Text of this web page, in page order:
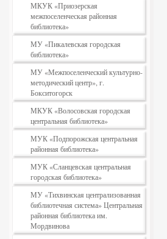
МКУК «Приозерская
межпоселенческая районная
библиотека»
МУ «Пикалевская городская
библиотека»
МУ «Межпоселенческий культурно-
методический центр», г.
Бокситогорск
МКУК «Волосовская городская
центральная библиотека»
МУК «Подпорожская центральная
районная библиотека»
МУК «Сланцевская центральная
городская библиотека»
МУ «Тихвинская централизованная
библиотечная система» Центральная
районная библиотека им.
Мордвинова